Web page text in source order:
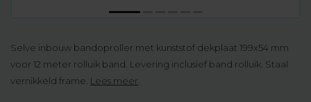
Selve inbouw bandoproller met kunststof dekplaat 199x54 mm
voor 12 meter rolluik band. Levering inclusief band rolluik. Staal
vernikkeld frame. Lees meer